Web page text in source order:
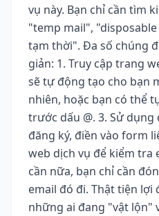
vụ này. Bạn chỉ cần tìm
"temp mail",
tạm thời". Đa số chúng
giản: 1. Truy cập trang
sẽ tự động tạo cho bạn
nhiên, hoặc bạn có thể
trước dấu @. 3. Sử dụng
đăng ký, điền vào form
web dịch vụ để kiểm tra
cần nữa, bạn chỉ cần
email đó đi. Thật tiện lợi
những ai đang "vật lộn"